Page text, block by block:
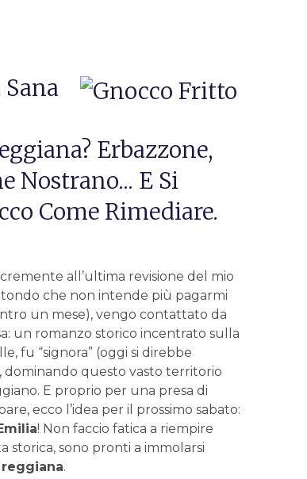
Erbazzone,
Nostrano... E Si
Come Rimediare.
all’ultima revisione del mio
che non intende più pagarmi
un mese), vengo contattato da
un romanzo storico incentrato sulla
fu “signora” (oggi si direbbe
dominando questo vasto territorio
E proprio per una presa di
ecco l’idea per il prossimo sabato:
! Non faccio fatica a riempire
storica, sono pronti a immolarsi
.